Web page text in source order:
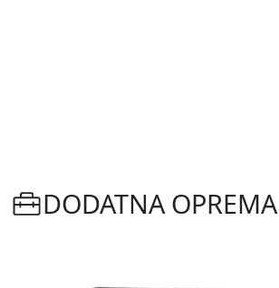
DODATNA OPREMA